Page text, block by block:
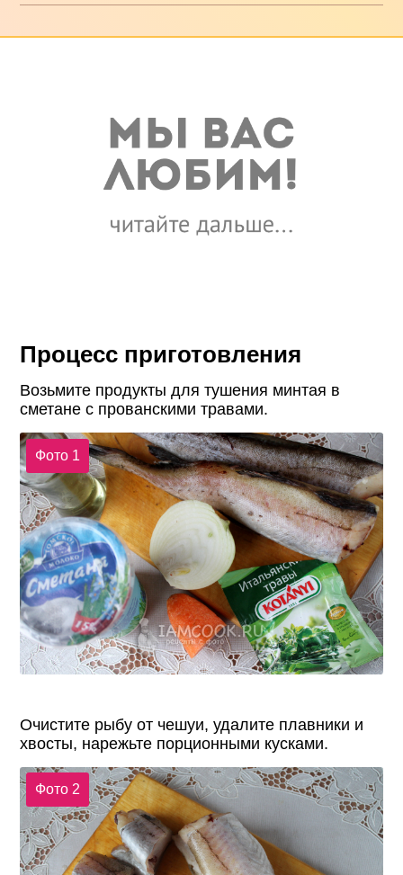
Процесс приготовления
Возьмите продукты для тушения минтая в
сметане с прованскими травами.
Фото 1
Очистите рыбу от чешуи, удалите плавники и
хвосты, нарежьте порционными кусками.
Фото 2